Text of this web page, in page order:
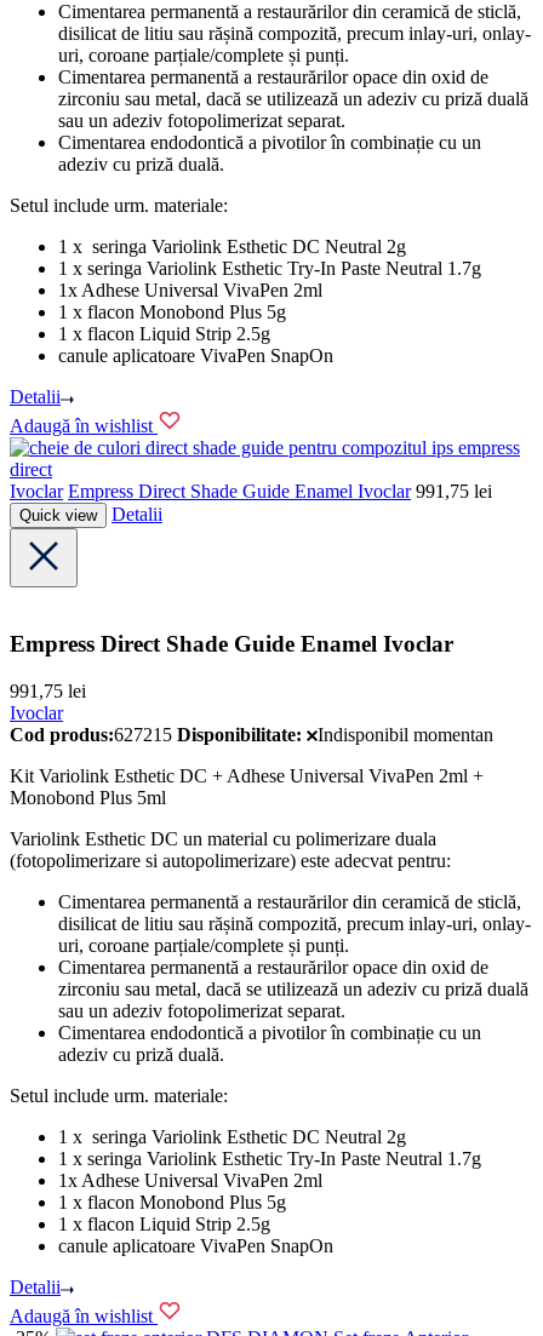
Cimentarea permanentă a restaurărilor din ceramică de sticlă,
disilicat de litiu sau rășină compozită, precum inlay-uri, onlay-
uri, coroane parțiale/complete și punți.
Cimentarea permanentă a restaurărilor opace din oxid de
zirconiu sau metal, dacă se utilizează un adeziv cu priză duală
sau un adeziv fotopolimerizat separat.
Cimentarea endodontică a pivotilor în combinație cu un
adeziv cu priză duală.
Setul include urm. materiale:
1 x seringa Variolink Esthetic DC Neutral 2g
1 x seringa Variolink Esthetic Try-In Paste Neutral 1.7g
1x Adhese Universal VivaPen 2ml
1 x flacon Monobond Plus 5g
1 x flacon Liquid Strip 2.5g
canule aplicatoare VivaPen SnapOn
Detalii
Adaugă în wishlist
Ivoclar Empress Direct Shade Guide Enamel Ivoclar 991,75 lei
Quick view Detalii
Empress Direct Shade Guide Enamel Ivoclar
991,75 lei
Ivoclar
Cod produs:627215 Disponibilitate:
Indisponibil momentan
Kit Variolink Esthetic DC + Adhese Universal VivaPen 2ml +
Monobond Plus 5ml
Variolink Esthetic DC un material cu polimerizare duala
(fotopolimerizare si autopolimerizare) este adecvat pentru:
Cimentarea permanentă a restaurărilor din ceramică de sticlă,
disilicat de litiu sau rășină compozită, precum inlay-uri, onlay-
uri, coroane parțiale/complete și punți.
Cimentarea permanentă a restaurărilor opace din oxid de
zirconiu sau metal, dacă se utilizează un adeziv cu priză duală
sau un adeziv fotopolimerizat separat.
Cimentarea endodontică a pivotilor în combinație cu un
adeziv cu priză duală.
Setul include urm. materiale:
1 x seringa Variolink Esthetic DC Neutral 2g
1 x seringa Variolink Esthetic Try-In Paste Neutral 1.7g
1x Adhese Universal VivaPen 2ml
1 x flacon Monobond Plus 5g
1 x flacon Liquid Strip 2.5g
canule aplicatoare VivaPen SnapOn
Detalii
Adaugă în wishlist